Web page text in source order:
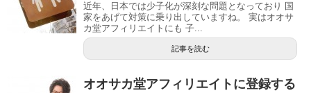
近年、日本では少子化が深刻な問題となっており 国
家をあげて対策に乗り出していますね。 実はオオサ
カ堂アフィリエイトにも 子...
記事を読む
オオサカ堂アフィリエイトに登録する